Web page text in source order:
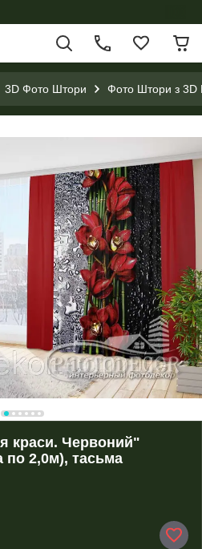
3D Фото Штори Фото Штори з 3D
краси. Червоний"
по 2,0м), тасьма